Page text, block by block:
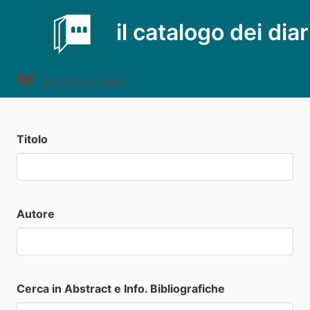
il catalogo dei
archivio diari
Titolo
Autore
Cerca in Abstract e Info. Bibliografiche